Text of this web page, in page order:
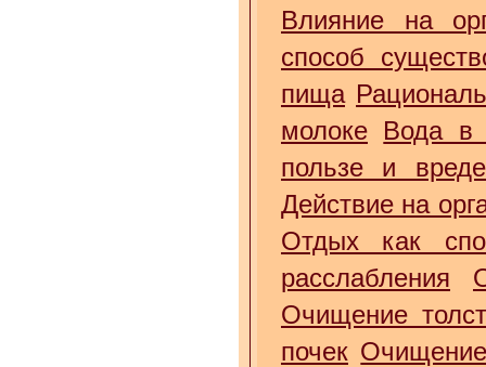
Влияние на
способ
пища
молоке Вода в
пользе и
Действие на
Отдых как
расслабления
Очищение
почек